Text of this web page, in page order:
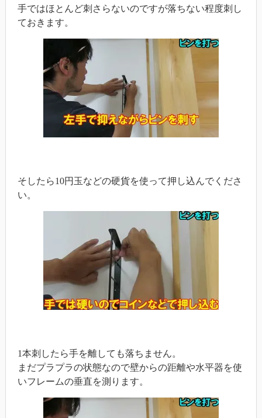
手ではほとんど刺さらないのですが落ちない程度刺し
ておきます。
そしたら10円玉などの硬貨を使って押し込んでくださ
い。
1本刺したら手を離しても落ちません。
まだプラプラの状態なので壁からの距離や水平器を使
いフレームの垂直を測ります。